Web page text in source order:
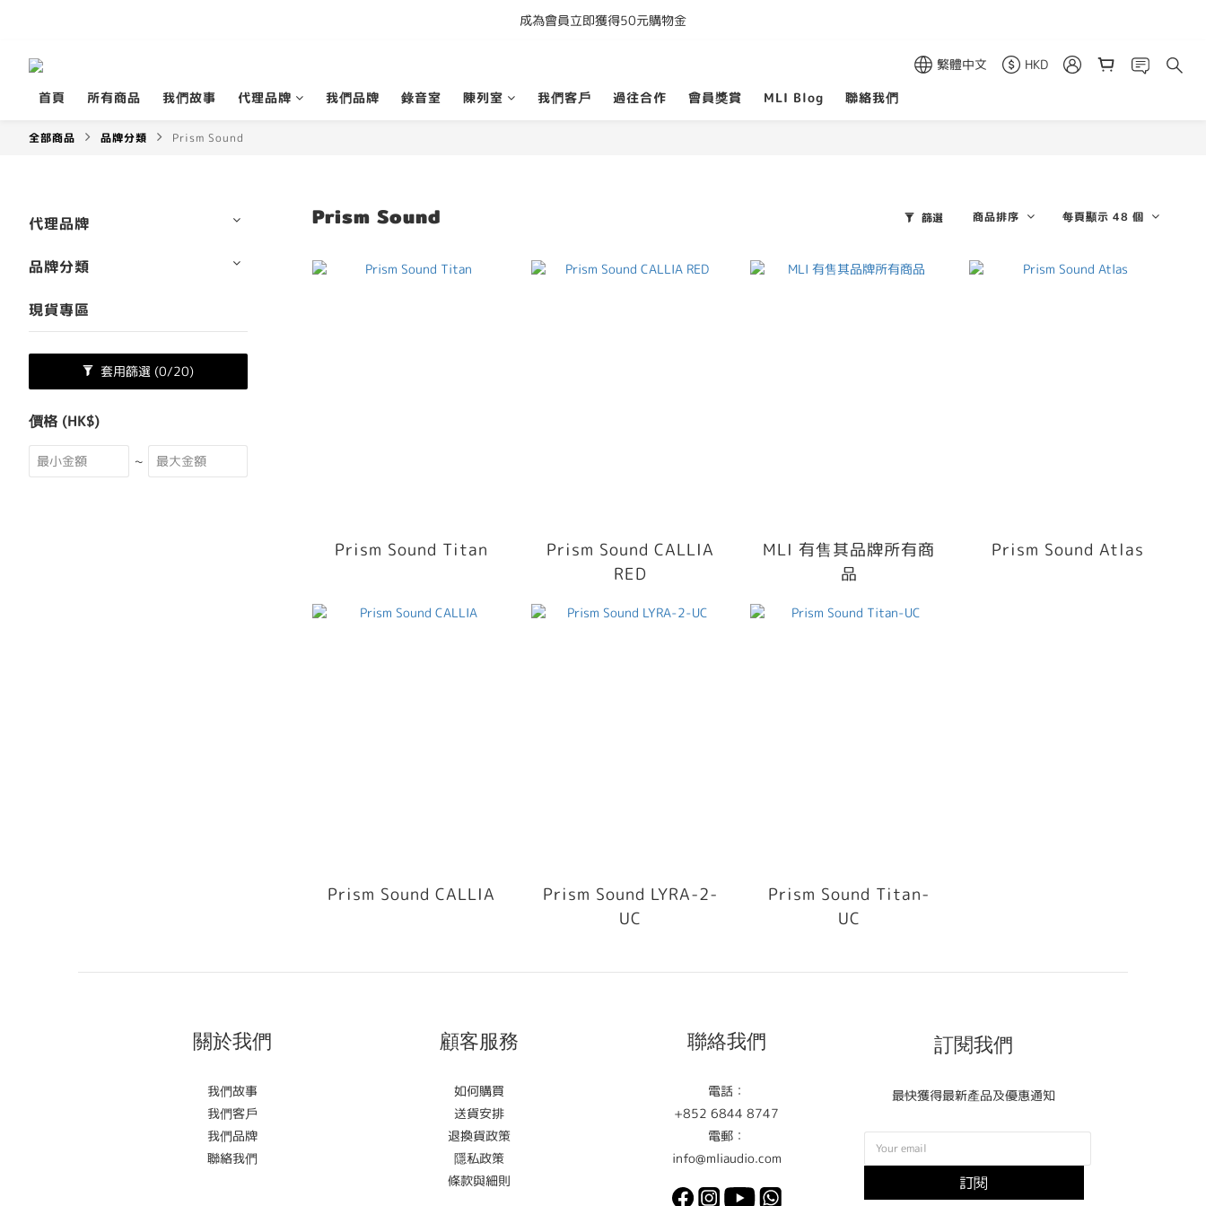
購買任何產品即享全港免運費
成為會員立即獲得50元購物金
繁體中文
HKD
首頁
所有商品 我們故事 代理品牌 我們品牌 錄音室 陳列室 我們客戶 過往合作 會員獎賞 MLI Blog 聯絡我們
全部商品 品牌分類 Prism Sound
代理品牌
品牌分類
現貨專區
套用篩選 (0/20)
價格 (HK$)
~
Prism Sound 篩選 商品排序 每頁顯示 48 個
Prism Sound Titan
Prism Sound CALLIA
RED
MLI 有售其品牌所有商
品
Prism Sound Atlas
Prism Sound CALLIA
Prism Sound LYRA-2-
UC
Prism Sound Titan-
UC
關於我們
我們故事
我們客戶
我們品牌
聯絡我們
顧客服務
如何購買
送貨安排
退換貨政策
隱私政策
條款與細則
聯絡我們
電話：
+852 6844 8747
電郵：
info@mliaudio.com
訂閱我們
最快獲得最新產品及優惠通知
訂閱